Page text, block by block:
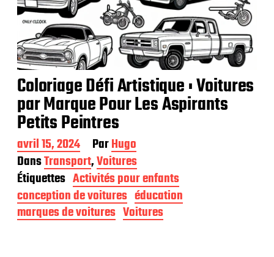
Coloriage Défi Artistique : Voitures
par Marque Pour Les Aspirants
Petits Peintres
D
a
t
e
d
e
p
avril 15, 2024 ParHugo
DansTransport,Voitures
Étiquettes Activités pour enfants
conception de voitures éducation
marques de voitures Voitures